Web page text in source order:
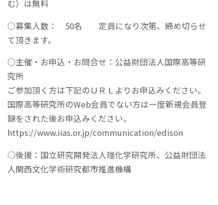
む）は無料
○募集人数： 50名 定員になり次第、締め切らせ
て頂きます。
○主催・お申込・お問合せ：公益財団法人国際高等研
究所
ご参加頂く方は下記のＵＲＬよりお申込みください。
国際高等研究所のWeb会員でない方は一度新規会員登
録をされた後お申込みください。
https://www.iias.or.jp/communication/edison
○後援：国立研究開発法人理化学研究所、公益財団法
人関西文化学術研究都市推進機構